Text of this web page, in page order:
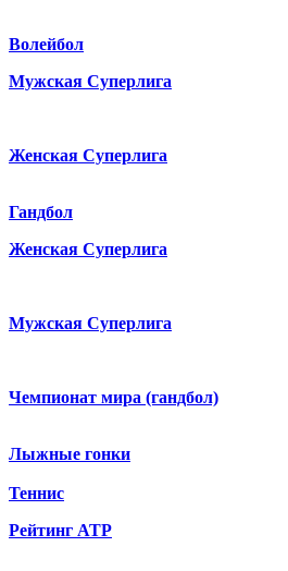
Волейбол
Мужская Суперлига
Женская Суперлига
Гандбол
Женская Суперлига
Мужская Суперлига
Чемпионат мира (гандбол)
Лыжные гонки
Теннис
Рейтинг ATP